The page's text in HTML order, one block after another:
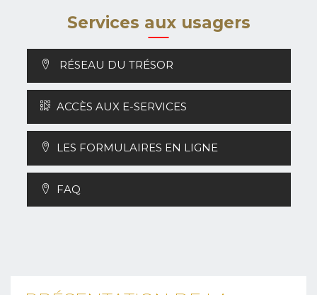
Services aux usagers
RÉSEAU DU TRÉSOR
ACCÈS AUX E-SERVICES
LES FORMULAIRES EN LIGNE
FAQ